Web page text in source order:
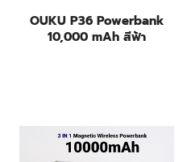
OUKU P36 Powerbank
10,000 mAh สีฟ้า